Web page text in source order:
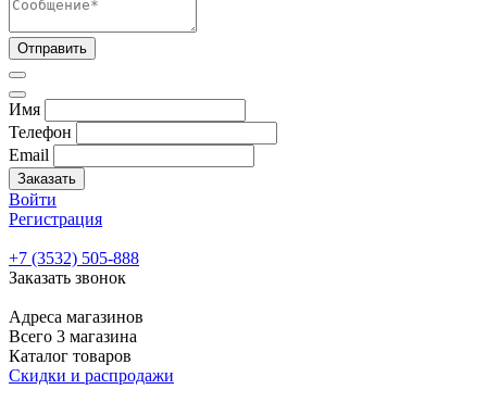
Отправить
Имя
Телефон
Email
Заказать
Войти
Регистрация
+7 (3532) 505-888
Заказать звонок
Адреса магазинов
Всего 3 магазина
Каталог товаров
Скидки и распродажи